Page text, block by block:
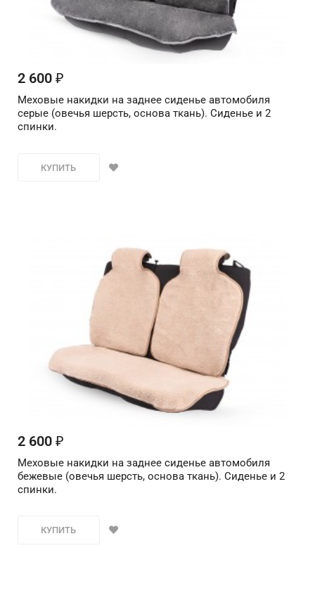
2 600 ₽
Меховые накидки на заднее сиденье автомобиля
серые (овечья шерсть, основа ткань). Сиденье и 2
спинки.
КУПИТЬ
2 600 ₽
Меховые накидки на заднее сиденье автомобиля
бежевые (овечья шерсть, основа ткань). Сиденье и 2
спинки.
КУПИТЬ